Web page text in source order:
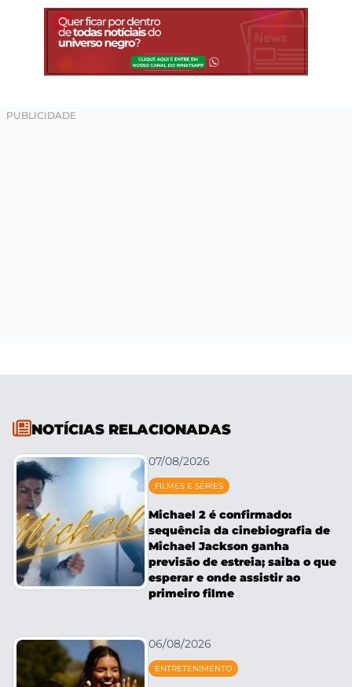
NOTÍCIAS RELACIONADAS
07/08/2026
FILMES E SÉRIES
Michael 2 é confirmado:
sequência da cinebiografia de
Michael Jackson ganha
previsão de estreia; saiba o que
esperar e onde assistir ao
primeiro filme
06/08/2026
ENTRETENIMENTO